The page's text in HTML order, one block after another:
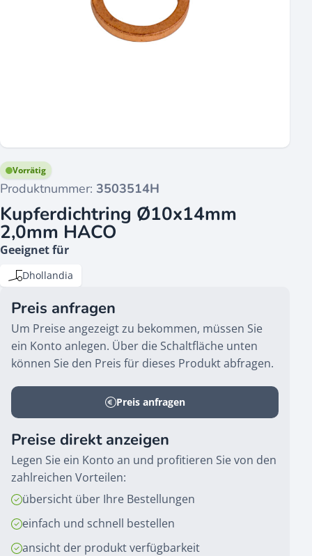
Produktnummer: 3503514H
Vorrätig
Kupferdichtring Ø10x14mm
2,0mm HACO
Geeignet für
Dhollandia
Preis anfragen
Um Preise angezeigt zu bekommen, müssen Sie
ein Konto anlegen. Über die Schaltfläche unten
können Sie den Preis für dieses Produkt abfragen.
Preis anfragen
Preise direkt anzeigen
Legen Sie ein Konto an und profitieren Sie von den
zahlreichen Vorteilen:
übersicht über Ihre Bestellungen
einfach und schnell bestellen
ansicht der produkt verfügbarkeit